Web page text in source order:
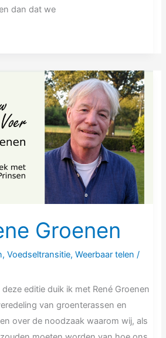
dan dat we
Groenen
,Voedseltransitie,Weerbaar telen /
editie duik ik met René Groenen
van groenterassen en
over de noodzaak waarom wij, als